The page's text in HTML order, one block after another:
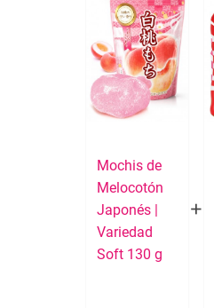
Mochis de
Melocotón
Japonés |
Variedad
Soft 130 g